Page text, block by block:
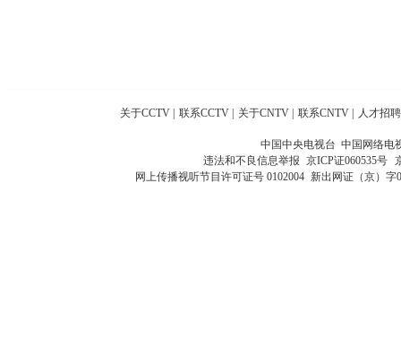
关于CCTV 联系CCTV 关于CNTV 联系CNTV 人才招聘
中国中央电视台 中国网络电
违法和不良信息举报 京ICP证060535号
网上传播视听节目许可证号 0102004 新出网证（京）